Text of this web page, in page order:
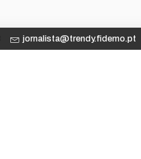
jornalista@trendy.fidemo.pt